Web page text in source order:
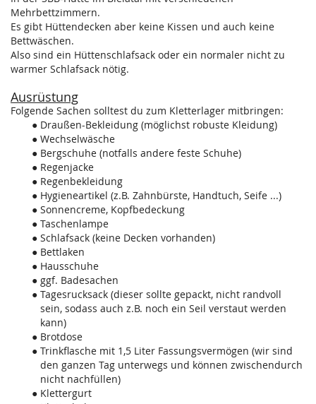
Mehrbettzimmern.
Es gibt Hüttendecken aber keine Kissen und auch keine
Bettwäschen.
Also sind ein Hüttenschlafsack oder ein normaler nicht zu
warmer Schlafsack nötig.
Ausrüstung
Folgende Sachen solltest du zum Kletterlager mitbringen:
Draußen-Bekleidung (möglichst robuste Kleidung)
Wechselwäsche
Bergschuhe (notfalls andere feste Schuhe)
Regenjacke
Regenbekleidung
Hygieneartikel (z.B. Zahnbürste, Handtuch, Seife ...)
Sonnencreme, Kopfbedeckung
Taschenlampe
Schlafsack (keine Decken vorhanden)
Bettlaken
Hausschuhe
ggf. Badesachen
Tagesrucksack (dieser sollte gepackt, nicht randvoll
sein, sodass auch z.B. noch ein Seil verstaut werden
kann)
Brotdose
Trinkflasche mit 1,5 Liter Fassungsvermögen (wir sind
den ganzen Tag unterwegs und können zwischendurch
nicht nachfüllen)
Klettergurt